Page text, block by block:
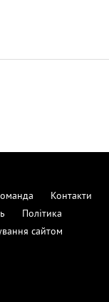
Контакти
Політика
сайтом